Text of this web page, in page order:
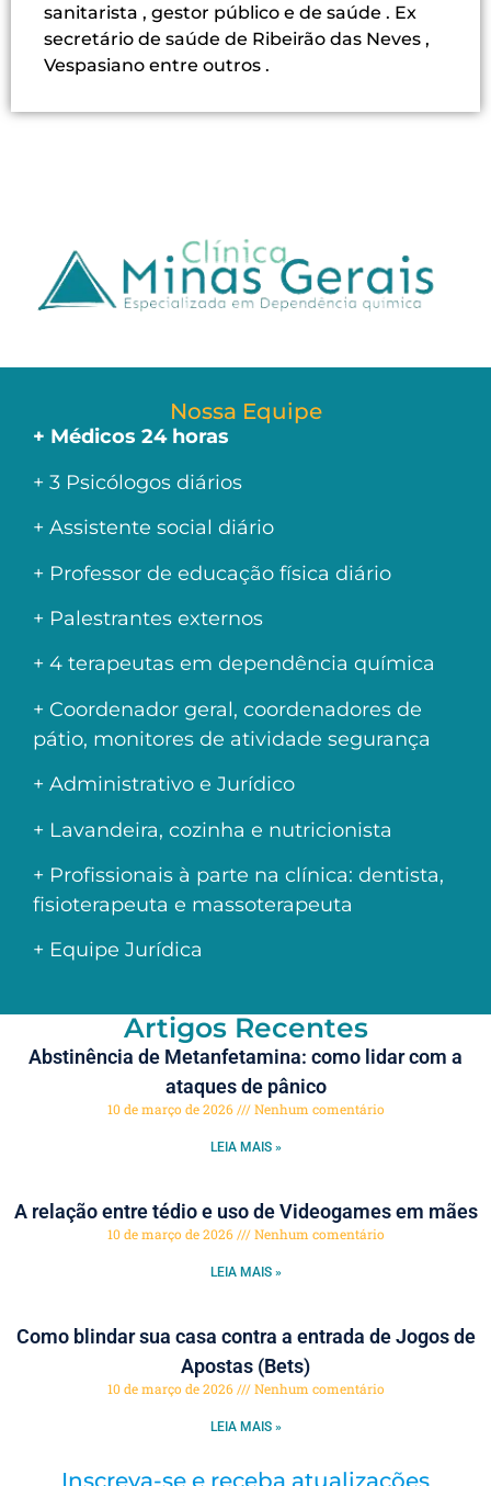
sanitarista , gestor público e de saúde . Ex
secretário de saúde de Ribeirão das Neves ,
Vespasiano entre outros .
Nossa Equipe
+ Médicos 24 horas
+ 3 Psicólogos diários
+ Assistente social diário
+ Professor de educação física diário
+ Palestrantes externos
+ 4 terapeutas em dependência química
+ Coordenador geral, coordenadores de
pátio, monitores de atividade segurança
+ Administrativo e Jurídico
+ Lavandeira, cozinha e nutricionista
+ Profissionais à parte na clínica: dentista,
fisioterapeuta e massoterapeuta
+ Equipe Jurídica
Artigos Recentes
Abstinência de Metanfetamina: como lidar com a
ataques de pânico
10 de março de 2026 Nenhum comentário
LEIA MAIS »
A relação entre tédio e uso de Videogames em mães
10 de março de 2026 Nenhum comentário
LEIA MAIS »
Como blindar sua casa contra a entrada de Jogos de
Apostas (Bets)
10 de março de 2026 Nenhum comentário
LEIA MAIS »
Inscreva-se e receba atualizações